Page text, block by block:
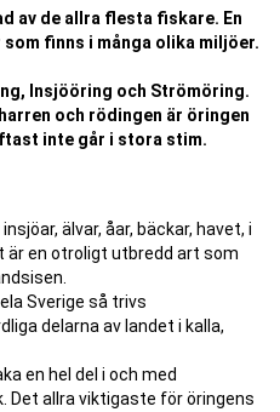
av de allra flesta fiskare. En
finns i många olika miljöer.
Insjööring och Strömöring.
och rödingen är öringen
inte går i stora stim.
älvar, åar, bäckar, havet, i
en otroligt utbredd art som
Sverige så trivs
delarna av landet i kalla,
en hel del i och med
Det allra viktigaste för öringens